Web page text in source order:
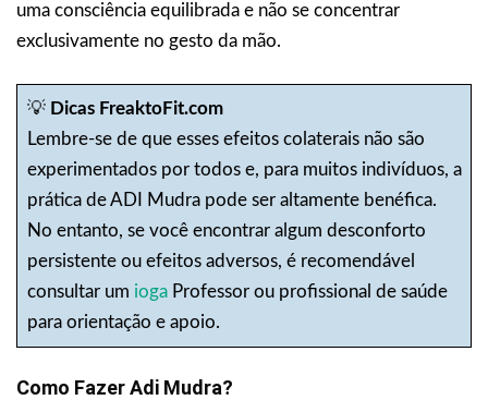
uma consciência equilibrada e não se concentrar
exclusivamente no gesto da mão.
💡 Dicas FreaktoFit.com
Lembre-se de que esses efeitos colaterais não são
experimentados por todos e, para muitos indivíduos, a
prática de ADI Mudra pode ser altamente benéfica.
No entanto, se você encontrar algum desconforto
persistente ou efeitos adversos, é recomendável
consultar um iogaProfessor ou profissional de saúde
para orientação e apoio.
Como Fazer Adi Mudra?